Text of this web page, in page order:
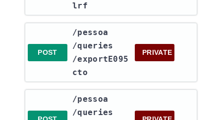
lrf
POST
​/pessoa​
/queries​
/exportE095
cto
PRIVATE
​/pessoa​
/queries​